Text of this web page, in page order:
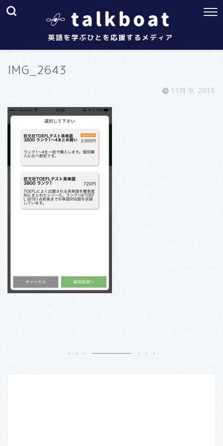
IMG_2643
11月 9, 2015